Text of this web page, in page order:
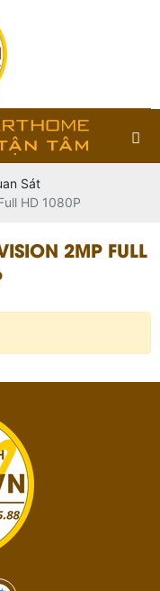
Sát
HD 1080P
2MP FULL